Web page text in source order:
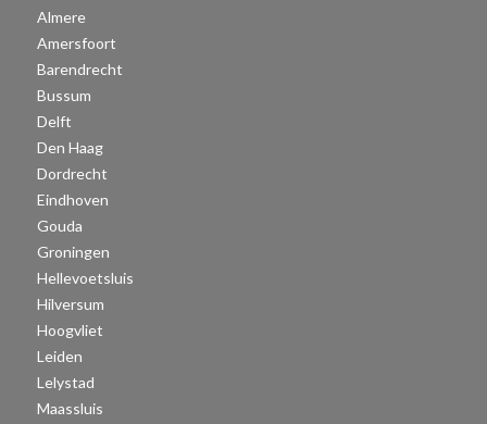
Almere
Amersfoort
Barendrecht
Bussum
Delft
Den Haag
Dordrecht
Eindhoven
Gouda
Groningen
Hellevoetsluis
Hilversum
Hoogvliet
Leiden
Lelystad
Maassluis